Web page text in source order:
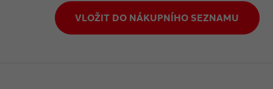
VLOŽIT DO NÁKUPNÍHO SEZNAMU